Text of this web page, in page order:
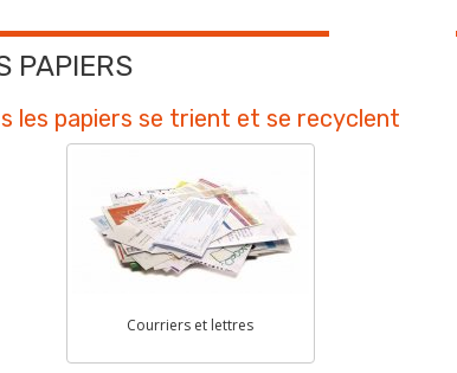
PAPIERS
les papiers se trient et se recyclent
Courriers et lettres